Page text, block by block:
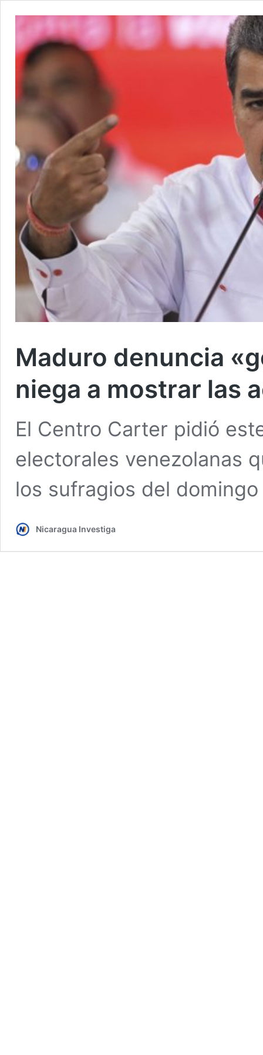
Maduro denuncia
niega a mostrar las
El Centro Carter pidió
electorales venezolanas
los sufragios del
Nicaragua Investiga